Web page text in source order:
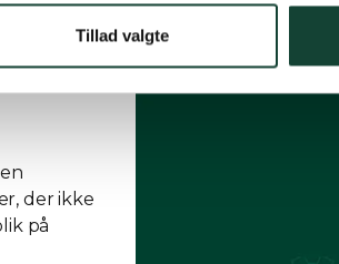
Tillad valgte
bevare sin
af de
i vores
der ikke
på